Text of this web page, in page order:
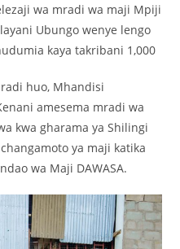
wa mradi wa maji Mpiji
Ubungo wenye lengo
kaya takribani 1,000
huo, Mhandisi
amesema mradi wa
kwa gharama ya Shilingi
ya maji katika
wa Maji DAWASA.